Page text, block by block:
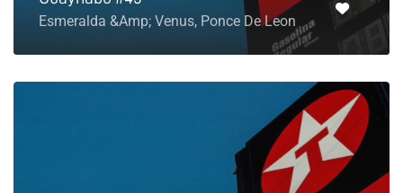
Esmeralda &Amp; Venus, Ponce De Leon